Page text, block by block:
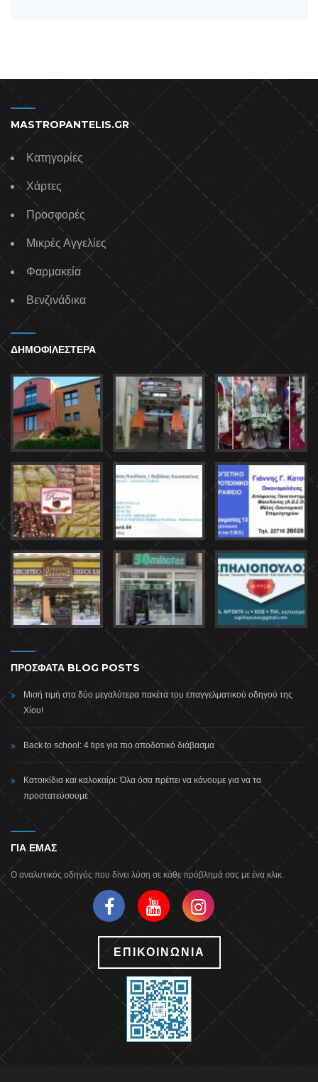
MASTROPANTELIS.GR
Κατηγορίες
Χάρτες
Προσφορές
Μικρές Αγγελίες
Φαρμακεία
Βενζινάδικα
ΔΗΜΟΦΙΛΕΣΤΕΡΑ
ΠΡΟΣΦΑΤΑ BLOG POSTS
Μισή τιμή στα δύο μεγαλύτερα πακέτα του επαγγελματικού οδηγού της
Χίου!
Back to school: 4 tips για πιο αποδοτικό διάβασμα
Κατοικίδια και καλοκαίρι: Όλα όσα πρέπει να κάνουμε για να τα
προστατεύσουμε
ΓΙΑ ΕΜΑΣ
Ο αναλυτικός οδηγός που δίνει λύση σε κάθε πρόβλημά σας με ένα κλικ.
ΕΠΙΚΟΙΝΩΝΙΑ